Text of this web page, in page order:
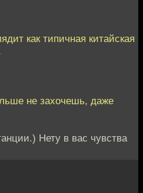
как типичная китайская
не захочешь, даже
Нету в вас чувства